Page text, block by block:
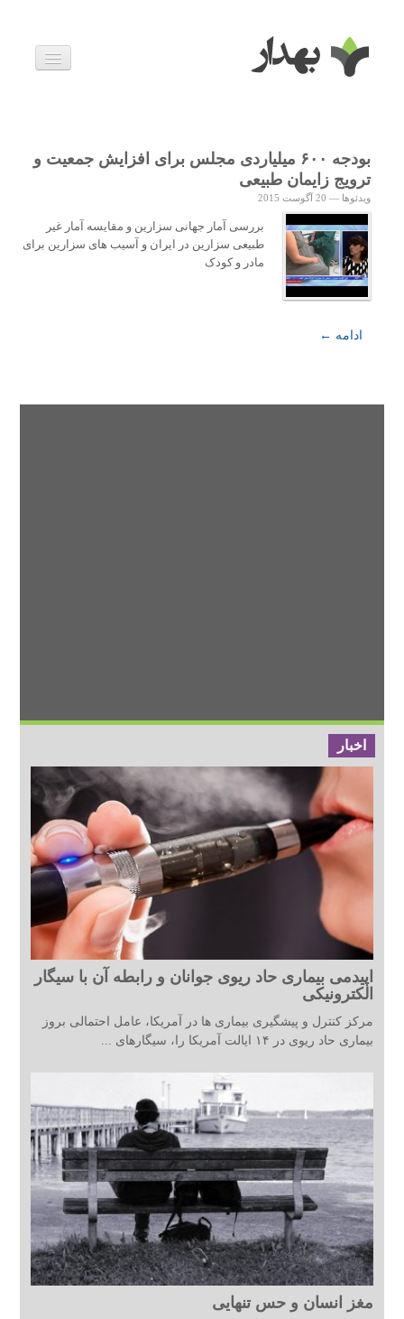
زندگی سالم
خانواده و بارداری
بودجه ۶۰۰ میلیاردی مجلس برای افزایش جمعیت و
ترویج زایمان طبیعی
ویدئوها — 20 آگوست 2015
بررسی آمار جهانی سزارین و مقایسه آمار غیر
طبیعی سزارین در ایران و آسیب های سزارین برای
مادر و کودک
ادامه ←
اخبار
اپیدمی بیماری حاد ریوی جوانان و رابطه آن با سیگار
الکترونیکی
مرکز کنترل و پیشگیری بیماری ها در آمریکا، عامل احتمالی بروز
بیماری حاد ریوی در ۱۴ ایالت آمریکا را، سیگارهای ...
مغز انسان و حس تنهایی